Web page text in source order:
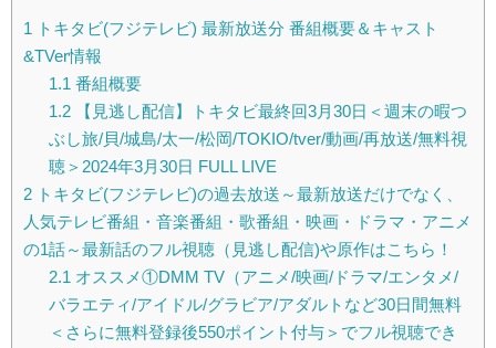
1 トキタビ(フジテレビ) 最新放送分 番組概要＆キャスト
&TVer情報
1.1 番組概要
1.2【見逃し配信】トキタビ最終回3月30日＜週末の暇つ
ぶし旅/貝/城島/太一/松岡/TOKIO/tver/動画/再放送/無料視
聴＞2024年3月30日 FULL LIVE
2 トキタビ(フジテレビ)の過去放送～最新放送だけでなく、
人気テレビ番組・音楽番組・歌番組・映画・ドラマ・アニメ
の1話～最新話のフル視聴（見逃し配信)や原作はこちら！
2.1 オススメ①DMM TV（アニメ/映画/ドラマ/エンタメ/
バラエティ/アイドル/グラビア/アダルトなど30日間無料
＜さらに無料登録後550ポイント付与＞でフル視聴でき